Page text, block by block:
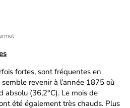
fortes, sont fréquentes en
revenir à l’année 1875 où
absolu (36,2°C). Le mois de
été également très chauds. Plus